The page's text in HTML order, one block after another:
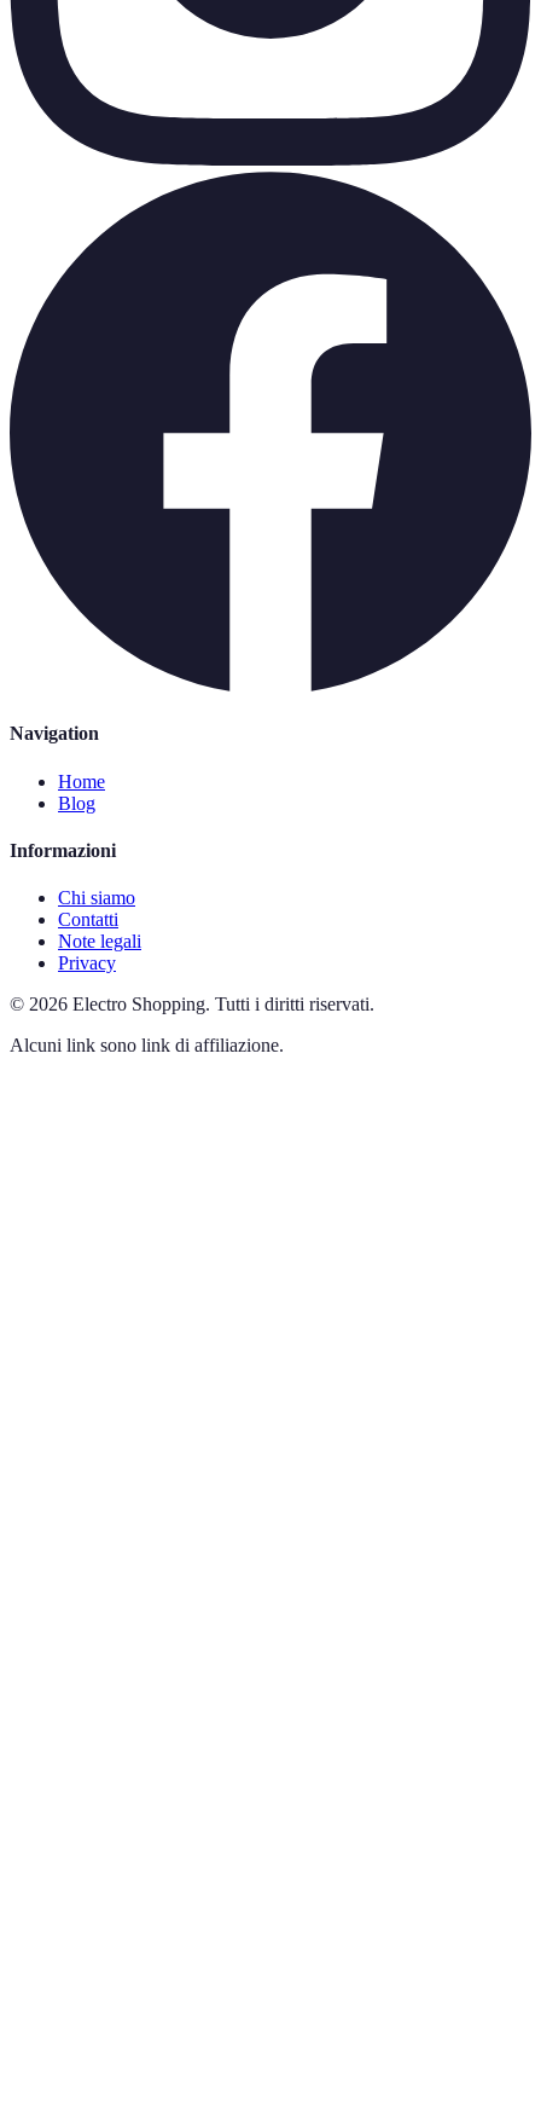
Navigation
Home
Blog
Informazioni
Chi siamo
Contatti
Note legali
Privacy
© 2026 Electro Shopping. Tutti i diritti riservati.
Alcuni link sono link di affiliazione.